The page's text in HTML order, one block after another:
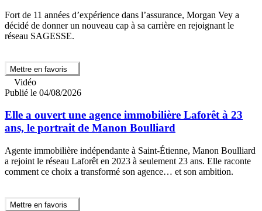
Fort de 11 années d’expérience dans l’assurance, Morgan Vey a
décidé de donner un nouveau cap à sa carrière en rejoignant le
réseau SAGESSE.
Mettre en favoris
Vidéo
Publié le 04/08/2026
Elle a ouvert une agence immobilière Laforêt à 23
ans, le portrait de Manon Boulliard
Agente immobilière indépendante à Saint-Étienne, Manon Boulliard
a rejoint le réseau Laforêt en 2023 à seulement 23 ans. Elle raconte
comment ce choix a transformé son agence… et son ambition.
Mettre en favoris